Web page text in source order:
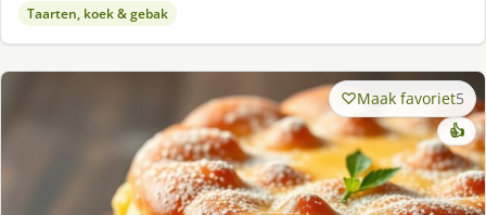
Taarten, koek & gebak
Maak favoriet5
👍